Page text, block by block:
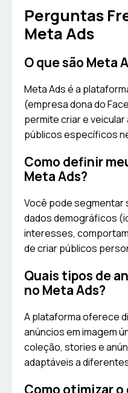
Perguntas
Meta Ads
O que são Meta
Meta Ads é a
(empresa dona do
permite criar e
públicos específicos
Como definir
Meta Ads?
Você pode segmentar
dados demográficos
interesses,
de criar públicos
Quais tipos de
no Meta Ads?
A plataforma oferece
anúncios em imagem
coleção, stories e
adaptáveis a
Como otimizar